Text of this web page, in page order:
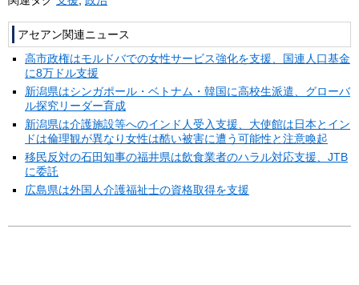
アセアン関連ニュース
高市政権はモルドバでの女性サービス強化を支援、国連人口基金
に8万ドル支援
新潟県はシンガポール・ベトナム・韓国に高校生派遣、グローバ
ル探究リーダー育成
新潟県は介護施設等へのインド人受入支援、大使館は日本とイン
ドは倫理観が異なり女性は酷い被害に遭う可能性と注意喚起
移民反対の石田知事の福井県は飲食業者のハラル対応支援、JTB
に委託
広島県は外国人介護福祉士の資格取得を支援